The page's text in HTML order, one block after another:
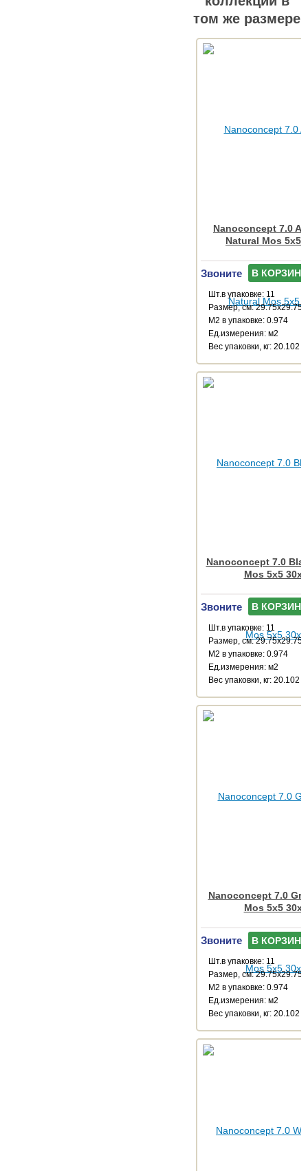
том же размере
Nanoconcept 7.0
Natural Mos 5x5
Звоните В КОРЗИНУ
Шт.в упаковке: 11
Размер, см: 29.75x29.75
М2 в упаковке: 0.974
Ед.измерения: м2
Веc упаковки, кг: 20.102
Nanoconcept 7.0
Mos 5x5
Звоните В КОРЗИНУ
Шт.в упаковке: 11
Размер, см: 29.75x29.75
М2 в упаковке: 0.974
Ед.измерения: м2
Веc упаковки, кг: 20.102
Nanoconcept 7.0
Mos 5x5
Звоните В КОРЗИНУ
Шт.в упаковке: 11
Размер, см: 29.75x29.75
М2 в упаковке: 0.974
Ед.измерения: м2
Веc упаковки, кг: 20.102